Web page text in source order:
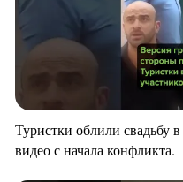
Туристки облили свадьбу
видео с начала конфликта.